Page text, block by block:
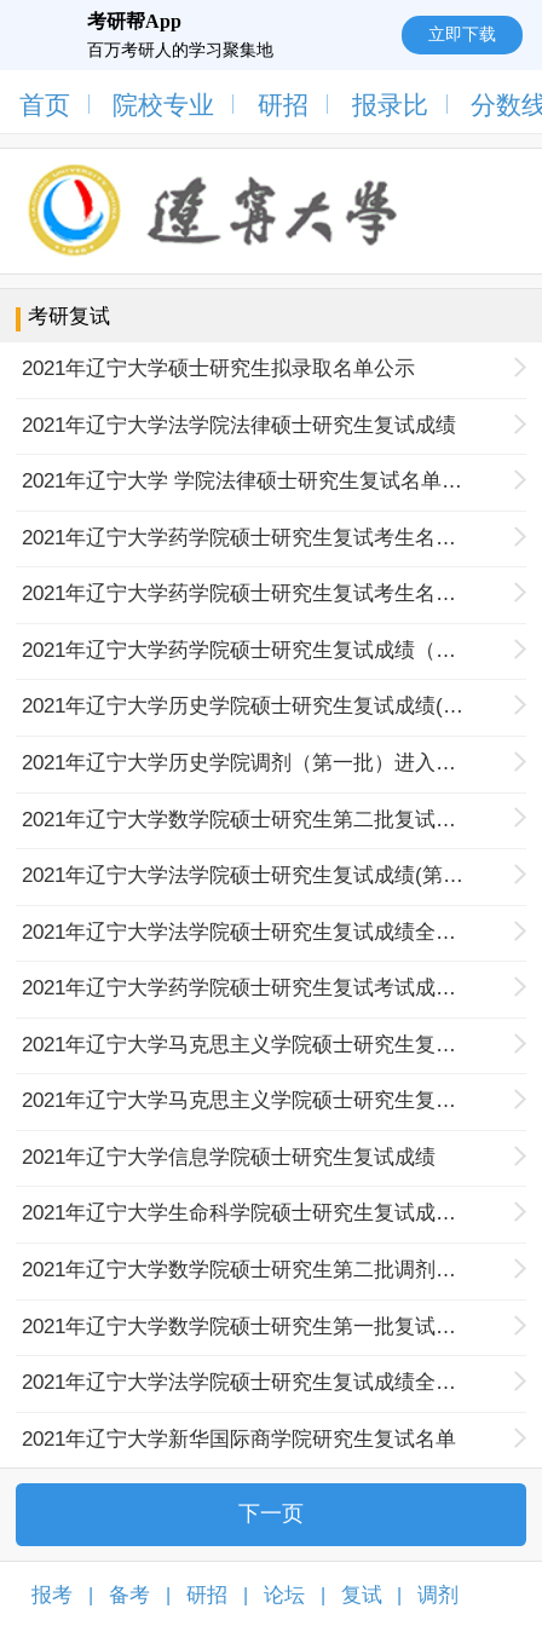
考研帮App
百万考研人的学习聚集地
立即下载
首页 院校专业 研招 报录比 分数
考研复试
2021年辽宁大学硕士研究生拟录取名单公示
2021年辽宁大学法学院法律硕士研究生复试成绩
2021年辽宁大学 学院法律硕士研究生复试名单（4月25日）
2021年辽宁大学药学院硕士研究生复试考生名单（药物分析学调剂第二批次）
2021年辽宁大学药学院硕士研究生复试考生名单（药剂学调剂第二批次）
2021年辽宁大学药学院硕士研究生复试成绩（药剂学调剂第一批次）
2021年辽宁大学历史学院硕士研究生复试成绩(第一批调剂)
2021年辽宁大学历史学院调剂（第一批）进入复试名单
2021年辽宁大学数学院硕士研究生第二批复试成绩
2021年辽宁大学法学院硕士研究生复试成绩(第二轮)
2021年辽宁大学法学院硕士研究生复试成绩全日制法律（非法学）
2021年辽宁大学药学院硕士研究生复试考试成绩（一志愿）
2021年辽宁大学马克思主义学院硕士研究生复试成绩（第二批）
2021年辽宁大学马克思主义学院硕士研究生复试成绩（第一批）
2021年辽宁大学信息学院硕士研究生复试成绩
2021年辽宁大学生命科学院硕士研究生复试成绩（第二批）
2021年辽宁大学数学院硕士研究生第二批调剂复试日期、时间安排
2021年辽宁大学数学院硕士研究生第一批复试成绩
2021年辽宁大学法学院硕士研究生复试成绩全日制法律（非法学）
2021年辽宁大学新华国际商学院研究生复试名单
下一页
报考 备考 研招 论坛 复试 调剂